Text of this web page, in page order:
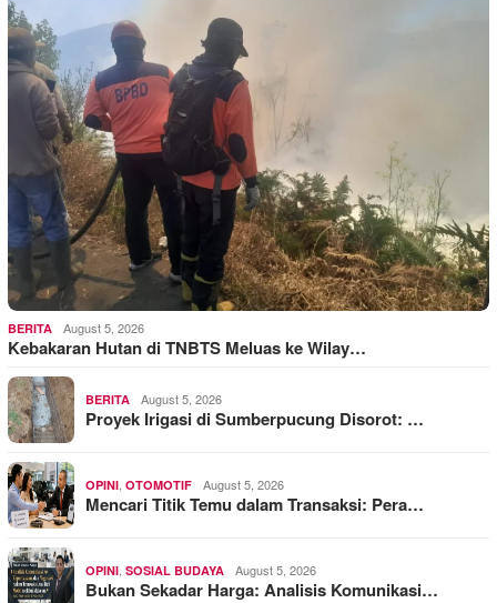
BERITA August 5, 2026
Kebakaran Hutan di TNBTS Meluas ke Wilay…
BERITA August 5, 2026
Proyek Irigasi di Sumberpucung Disorot: …
OPINI OTOMOTIF August 5, 2026
Mencari Titik Temu dalam Transaksi: Pera…
OPINI SOSIAL BUDAYA August 5, 2026
Bukan Sekadar Harga: Analisis Komunikasi…